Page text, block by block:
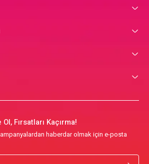
Fırsatları Kaçırma!
haberdar olmak için e-posta